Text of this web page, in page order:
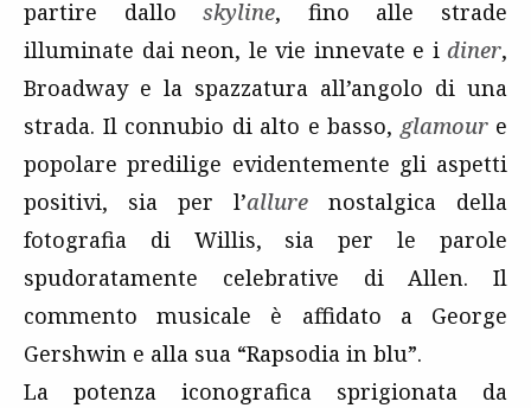
partire dalloskyline, fino alle strade
illuminate dai neon, le vie innevate e i diner,
Broadway e la spazzatura all’angolo di una
strada. Il connubio di alto e basso, glamoure
popolare predilige evidentemente gli aspetti
positivi, sia per l’allure nostalgica della
fotografia di Willis, sia per le parole
spudoratamente celebrative di Allen. Il
commento musicale è affidato a George
Gershwin e alla sua “Rapsodia in blu”.
La potenza iconografica sprigionata da